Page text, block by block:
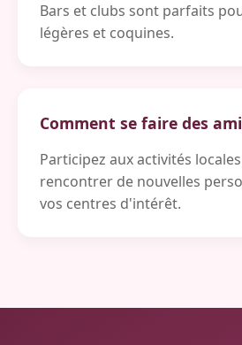
Bars et clubs sont parfaits
légères et coquines.
Comment se faire des
Participez aux activités
rencontrer de nouvelles
vos centres d'intérêt.